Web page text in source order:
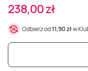
238,00 zł
Odbierz od11,90 złw